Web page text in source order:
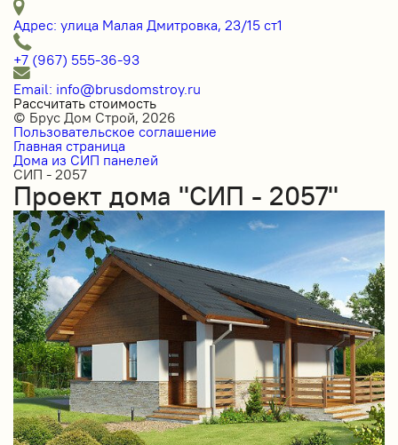
Адрес: улица Малая Дмитровка, 23/15 ст1
+7 (967) 555-36-93
Email: info@brusdomstroy.ru
Рассчитать стоимость
© Брус Дом Строй, 2026
Пользовательское соглашение
Главная страница
Дома из СИП панелей
СИП - 2057
Проект дома "СИП - 2057"